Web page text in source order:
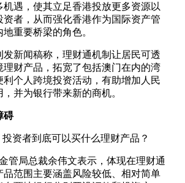
遇，使其立足香港投放更多资源以
资者，从而强化香港作为国际资产管
重要桥梁的角色。
发新闻稿称，理财通机制让居民可透
理财产品，拓宽了包括澳门在内的湾
利个人跨境投资活动，有助增加人民
并为银行带来新的商机。
碍
投资者到底可以买什么理财产品？
管局总裁余伟文表示，体现在理财通
品范围主要涵盖风险较低、相对简单